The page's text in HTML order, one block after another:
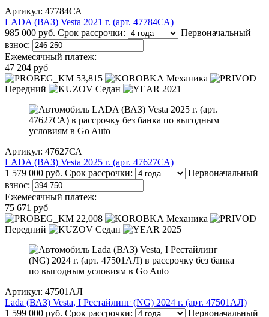
Артикул: 47784СА
LADA (ВАЗ) Vesta 2021 г. (арт. 47784СА)
985 000 руб. Срок рассрочки:
Первоначальный
взнос:
Ежемесячный платеж:
47 204 руб
53,815
Механика
Передний
Седан 2021
Артикул: 47627СА
LADA (ВАЗ) Vesta 2025 г. (арт. 47627СА)
1 579 000 руб. Срок рассрочки:
Первоначальный
взнос:
Ежемесячный платеж:
75 671 руб
22,008
Механика
Передний
Седан 2025
Артикул: 47501АЛ
Lada (ВАЗ) Vesta, I Рестайлинг (NG) 2024 г. (арт. 47501АЛ)
1 599 000 руб. Срок рассрочки: Первоначальный